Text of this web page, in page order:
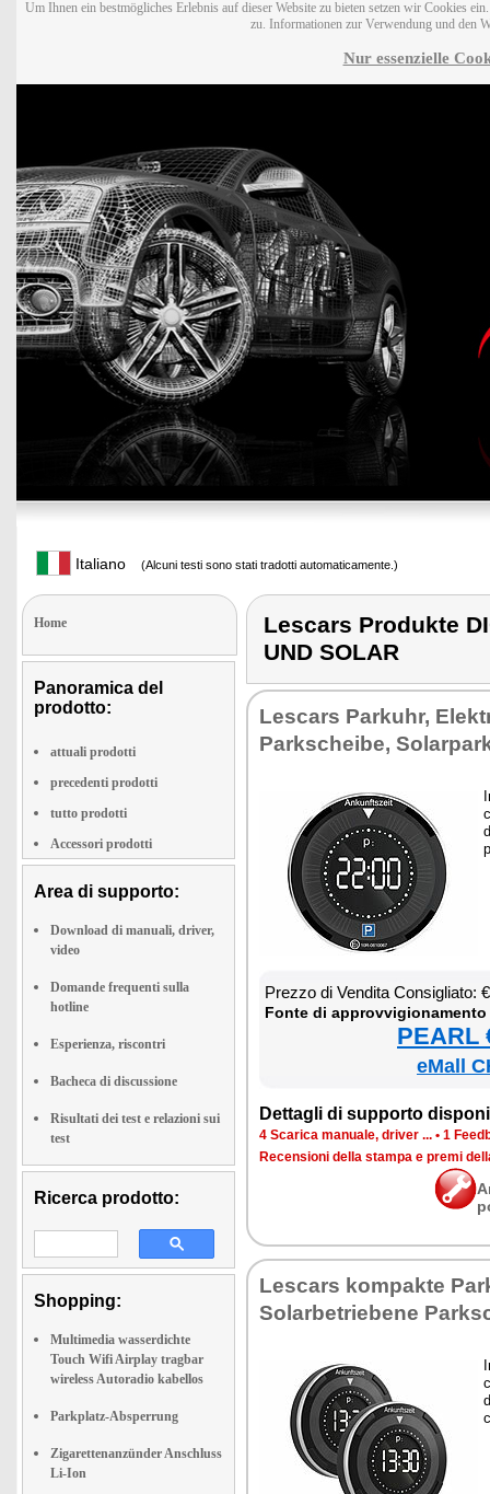
Um Ihnen ein bestmögliches Erlebnis auf dieser Website zu bieten setzen wir Cookies
zu. Informationen zur Verwendung und den
Nur essenzielle
Italiano (Alcuni testi sono stati tradotti automaticamente.)
Home
Panoramica del
prodotto:
attuali prodotti
precedenti prodotti
tutto prodotti
Accessori prodotti
Area di supporto:
Download di manuali, driver,
video
Domande frequenti sulla
hotline
Esperienza, riscontri
Bacheca di discussione
Risultati dei test e relazioni sui
test
Ricerca prodotto:
Shopping:
Multimedia wasserdichte
Touch Wifi Airplay tragbar
wireless Autoradio kabellos
Parkplatz-Absperrung
Zigarettenanzünder Anschluss
Li-Ion
Lescars Produkte
UND SOLAR
Le­scars Par­kuhr,
Park­schei­be,
Prez­zo di Ven­di­ta Con­si­glia­to:
Fon­te di
PEARL
eMall
Det­ta­gli di sup­por­to
4 Sca­ri­ca ma­nua­le, dri­ver ... • 1
Re­cen­sio­ni del­la stam­pa e pre­mi
Le­scars kom­pak­te
So­lar­be­trie­be­ne